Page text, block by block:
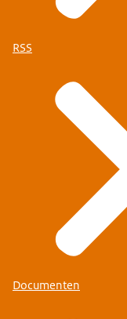
RSS
Documenten